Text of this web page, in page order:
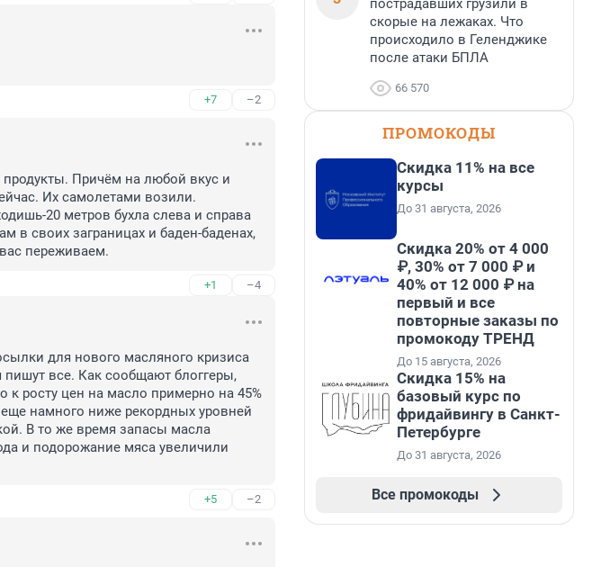
+7 –2
продукты. Причём на любой вкус и
Их самолетами возили.
20 метров бухла слева и справа
в своих заграницах и баден-баденах,
переживаем.
+1 –4
для нового масляного кризиса
все. Как сообщают блоггеры,
к росту цен на масло примерно на 45%
намного ниже рекордных уровней
В то же время запасы масла
и подорожание мяса увеличили
+5 –2
пострадавших грузили в
скорые на лежаках. Что
происходило в Геленджике
после атаки БПЛА
66 570
ПРОМОКОДЫ
Скидка 11% на все
курсы
До 31 августа, 2026
Скидка 20% от 4 000
₽, 30% от 7 000 ₽ и
40% от 12 000 ₽ на
первый и все
повторные заказы по
промокоду ТРЕНД
До 15 августа, 2026
Скидка 15% на
базовый курс по
фридайвингу в Санкт-
Петербурге
До 31 августа, 2026
Все промокоды